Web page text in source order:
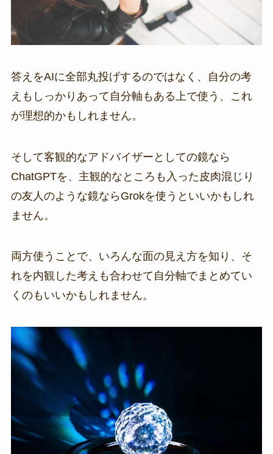
答えをAIに全部丸投げするのではなく、自分の考
えもしっかりあって自分軸もある上で使う、これ
が理想的かもしれません。
そして客観的なアドバイザーとしての鏡なら
ChatGPTを、主観的なところも入った皮肉混じり
の友人のような鏡ならGrokを使うといいかもしれ
ません。
両方使うことで、いろんな面の見え方を知り、そ
れを内観した考えも合わせて自分軸でまとめてい
くのもいいかもしれません。